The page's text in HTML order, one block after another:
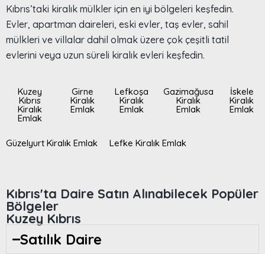
Kıbrıs’taki kiralık mülkler için en iyi bölgeleri keşfedin.
Evler, apartman daireleri, eski evler, taş evler, sahil
mülkleri ve villalar dahil olmak üzere çok çeşitli tatil
evlerini veya uzun süreli kiralık evleri keşfedin.
Kuzey
Kıbrıs
Kiralık
Emlak
Girne
Kiralık
Emlak
Lefkoşa
Kiralık
Emlak
Gazimağusa
Kiralık
Emlak
İskele
Kiralık
Emlak
Güzelyurt Kiralık Emlak Lefke Kiralık Emlak
Kıbrıs'ta Daire Satın Alınabilecek Popüler
Bölgeler
Kuzey Kıbrıs
Satılık Daire